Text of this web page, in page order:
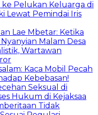
Pelukan Keluarga di
Lewat Pemindai Iris
Lae Mbetar: Ketika
Malam Desa
Wartawan
Kaca Mobil Pecah
Kebebasan!
Seksual di
Hukum di Kejaksaa
Tidak